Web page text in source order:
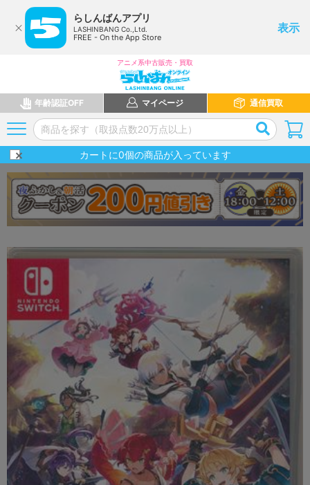
らしんばんアプリ
LASHINBANG Co.,Ltd.
FREE - On the App Store
表示
アニメ系中古販売・買取
年齢認証OFF マイページ 通信買取
カートに0個の商品が入っています